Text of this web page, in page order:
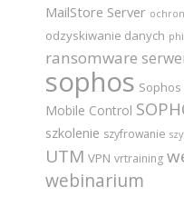
MailStore Server
odzyskiwanie danych
ransomware
sophos
Mobile Control
szkolenie szyfrowanie
UTM VPN vrtraining
webinarium